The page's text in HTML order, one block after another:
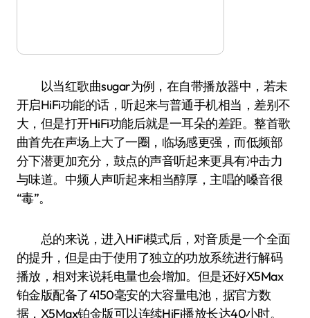
以当红歌曲sugar为例，在自带播放器中，若未
开启HiFi功能的话，听起来与普通手机相当，差别不
大，但是打开HiFi功能后就是一耳朵的差距。整首歌
曲首先在声场上大了一圈，临场感更强，而低频部
分下潜更加充分，鼓点的声音听起来更具有冲击力
与味道。中频人声听起来相当醇厚，主唱的嗓音很
“毒”。
总的来说，进入HiFi模式后，对音质是一个全面
的提升，但是由于使用了独立的功放系统进行解码
播放，相对来说耗电量也会增加。但是还好X5Max
铂金版配备了4150毫安的大容量电池，据官方数
据，X5Max铂金版可以连续HiFi播放长达40小时。